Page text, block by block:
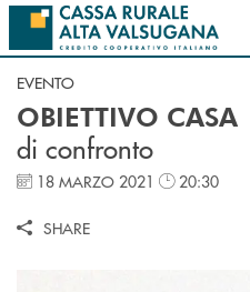
Salta al contenuto principale
EVENTO
OBIETTIVO CASA
di confronto
18 MARZO 2021 20:30
SHARE